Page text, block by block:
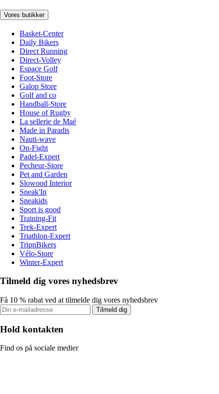
Vores butikker
Basket-Center
Daily Bikers
Direct Running
Direct-Volley
Espace Golf
Foot-Store
Galop Store
Golf and co
Handball-Store
House of Rugby
La sellerie de Maé
Made in Paradis
Nauti-wave
On-Fight
Padel-Expert
Pecheur-Store
Pet and Garden
Slowood Interior
Sneak'In
Sneakids
Sport is good
Training-Fit
Trek-Expert
Triathlon-Expert
TripnBikers
Vélo-Store
Winter-Expert
Tilmeld dig vores nyhedsbrev
Få 10 % rabat ved at tilmelde dig vores nyhedsbrev
Tilmeld dig
Hold kontakten
Find os på sociale medier